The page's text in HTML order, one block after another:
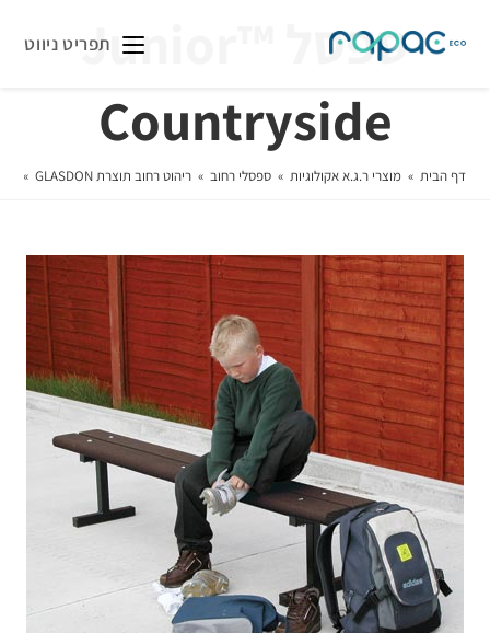
תפריט ניווטספסל ™Junior
Countryside
דף הבית » מוצרי ר.ג.א אקולוגיות » ספסלי רחוב » ריהוט רחוב תוצרת GLASDON »